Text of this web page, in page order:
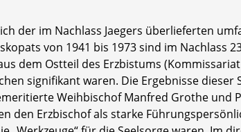
der im Nachlass Jaegers überlieferten
von 1941 bis 1973 sind im Nachlass
dem Ostteil des Erzbistums
signifikant waren. Die Ergebnisse
Weihbischof Manfred Grothe und
den Erzbischof als starke